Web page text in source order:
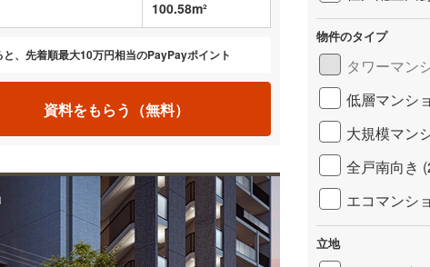
100.58m²
と、先着順最大10万円相当のPayPayポイント
資料をもらう（無料）
物件のタイプ
タワーマン
低層マンシ
大規模マン
全戸南向き
エコマンシ
立地